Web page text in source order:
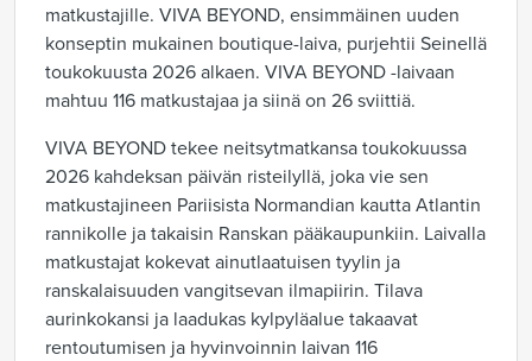
matkustajille. VIVA BEYOND, ensimmäinen uuden
konseptin mukainen boutique-laiva, purjehtii Seinellä
toukokuusta 2026 alkaen. VIVA BEYOND -laivaan
mahtuu 116 matkustajaa ja siinä on 26 sviittiä.
VIVA BEYOND tekee neitsytmatkansa toukokuussa
2026 kahdeksan päivän risteilyllä, joka vie sen
matkustajineen Pariisista Normandian kautta Atlantin
rannikolle ja takaisin Ranskan pääkaupunkiin. Laivalla
matkustajat kokevat ainutlaatuisen tyylin ja
ranskalaisuuden vangitsevan ilmapiirin. Tilava
aurinkokansi ja laadukas kylpyläalue takaavat
rentoutumisen ja hyvinvoinnin laivan 116